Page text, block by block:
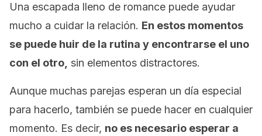
Una escapada lleno de romance puede ayudar
mucho a cuidar la relación. En estos momentos
se puede huir de la rutina y encontrarse el uno
con el otro, sin elementos distractores.
Aunque muchas parejas esperan un día especial
para hacerlo, también se puede hacer en cualquier
momento. Es decir, no es necesario esperar a